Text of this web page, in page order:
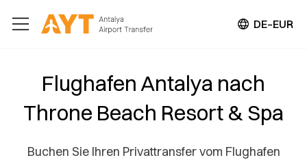
DE–EUR
Flughafen Antalya nach
Throne Beach Resort & Spa
Buchen Sie Ihren Privattransfer vom Flughafen